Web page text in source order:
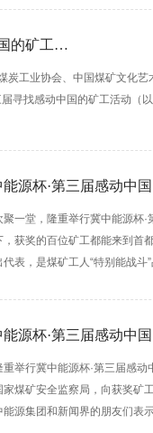
的矿工…
炭工业协会、中国煤矿文化
寻找感动中国的矿工活动（
能源杯·第三届感动中
聚一堂，隆重举行冀中能源杯
获奖的百位矿工都能来到首
表，是煤矿工人“特别能战
能源杯·第三届感动中
重举行冀中能源杯·第三届感
煤矿安全监察局，向获奖矿
源集团和新闻界的朋友们表